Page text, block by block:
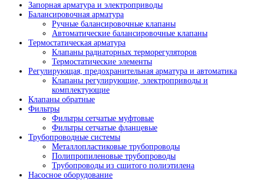
Запорная арматура и электроприводы
Балансировочная арматура
Ручные балансировочные клапаны
Автоматические балансировочные клапаны
Термостатическая арматура
Клапаны радиаторных терморегуляторов
Термостатические элементы
Регулирующая, предохранительная арматура и автоматика
Клапаны регулирующие, электроприводы и
комплектующие
Клапаны обратные
Фильтры
Фильтры сетчатые муфтовые
Фильтры сетчатые фланцевые
Трубопроводные системы
Металлопластиковые трубопроводы
Полипропиленовые трубопроводы
Трубопроводы из сшитого полиэтилена
Насосное оборудование